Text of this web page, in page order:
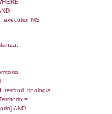
d1_controlli.Via,
FROM
where
d2_autorizzazioni